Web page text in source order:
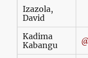
Izazola,
David
Kadima
Kabangu